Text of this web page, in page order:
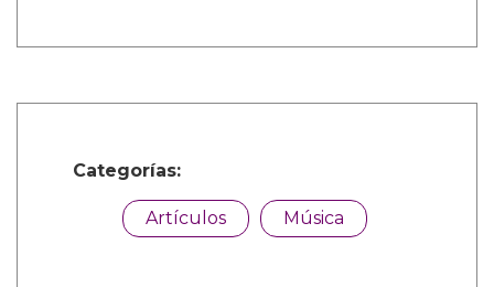
Categorías:
Artículos Música